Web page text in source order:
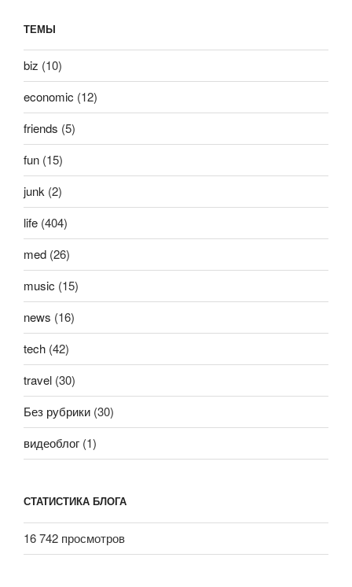
ТЕМЫ
biz (10)
economic (12)
friends (5)
fun (15)
junk (2)
life (404)
med (26)
music (15)
news (16)
tech (42)
travel (30)
Без рубрики (30)
видеоблог (1)
СТАТИСТИКА БЛОГА
16 742 просмотров